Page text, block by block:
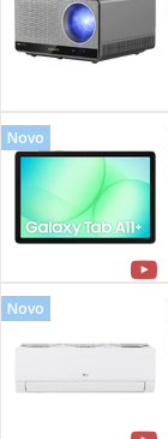
...
aparati
i oprema
IP kamere
brave
Novo
Novo